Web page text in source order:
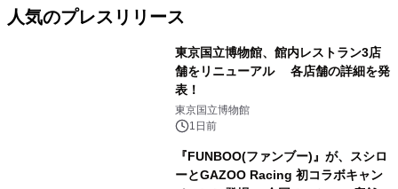
人気のプレスリリース
東京国立博物館、館内レストラン3店
舗をリニューアル 各店舗の詳細を発
表！
東京国立博物館
1日前
『FUNBOO(ファンブー)』が、スシロ
ーとGAZOO Racing 初コラボキャン